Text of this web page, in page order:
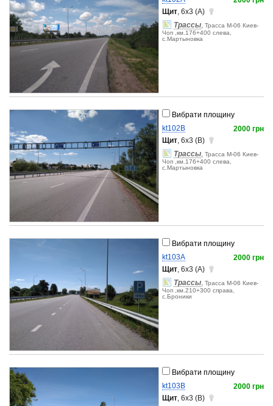
Щит, 6x3 (A)
Трассы, Трасса М-06 Киев-
Чоп ,км.176+400 слева,
с.Мартыновка
Вибрати площину
2000 грн
kt102B
Щит, 6x3 (B)
Трассы, Трасса М-06 Киев-
Чоп ,км.176+400 слева,
с.Мартыновка
Вибрати площину
2000 грн
kt103A
Щит, 6x3 (A)
Трассы, Трасса М-06 Киев-
Чоп ,км.210+300 справа,
с.Броники
Вибрати площину
2000 грн
kt103B
Щит, 6x3 (B)